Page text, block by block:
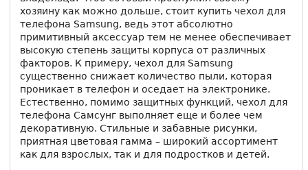
хозяину как можно дольше, стоит купить чехол для
телефона Samsung, ведь этот абсолютно
примитивный аксессуар тем не менее обеспечивает
высокую степень защиты корпуса от различных
факторов. К примеру, чехол для Samsung
существенно снижает количество пыли, которая
проникает в телефон и оседает на электронике.
Естественно, помимо защитных функций, чехол для
телефона Самсунг выполняет еще и более чем
декоративную. Стильные и забавные рисунки,
приятная цветовая гамма – широкий ассортимент
как для взрослых, так и для подростков и детей.